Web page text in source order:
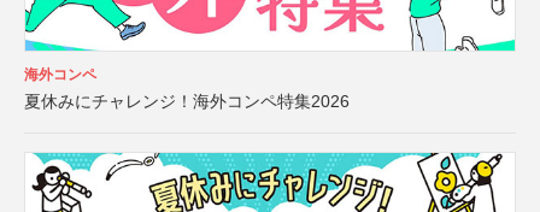
海外コンペ
夏休みにチャレンジ！海外コンペ特集2026